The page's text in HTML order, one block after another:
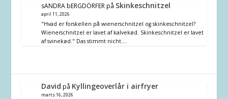
sANDRA bERGDÖRFERpå Skinkeschnitzel
april 11, 2026
"Hvad er forskellen på wienerschnitzel og skinkeschnitzel?
Wienerschnitzel er lavet af kalvekød. Skinkeschnitzel er lavet
af svinekød." Das stimmt nicht.…
David på Kyllingeoverlår i airfryer
marts 16, 2026